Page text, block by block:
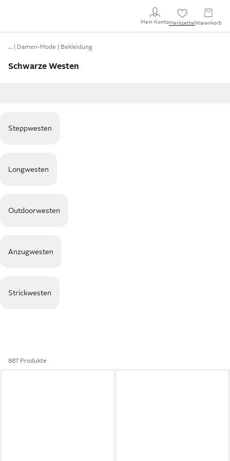
Mein KontoMerkzettel Warenkorb
… Damen-Mode Bekleidung
Schwarze Westen
Steppwesten
Longwesten
Outdoorwesten
Anzugwesten
Strickwesten
887 Produkte